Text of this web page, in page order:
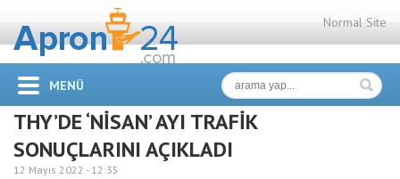
Normal Site
MENÜ
THY’DE ‘NİSAN’ AYI TRAFİK
SONUÇLARINI AÇIKLADI
12 Mayıs 2022 - 12:35